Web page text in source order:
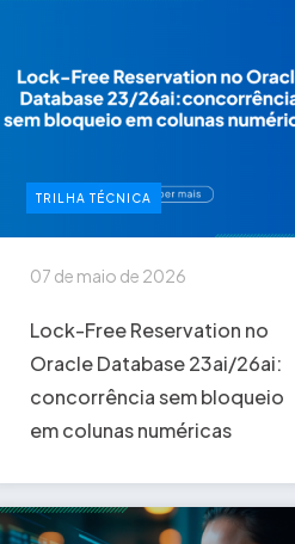
TRILHA TÉCNICA
07 de maio de 2026
Lock-Free Reservation no
Oracle Database 23ai/26ai:
concorrência sem bloqueio
em colunas numéricas